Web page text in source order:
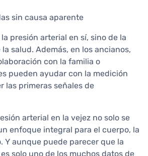
sin causa aparente
presión arterial en sí, sino de la
salud. Además, en los ancianos,
con la familia o
pueden ayudar con la medición
las primeras señales de
arterial en la vejez no solo se
enfoque integral para el cuerpo, la
Y aunque puede parecer que la
solo uno de los muchos datos de